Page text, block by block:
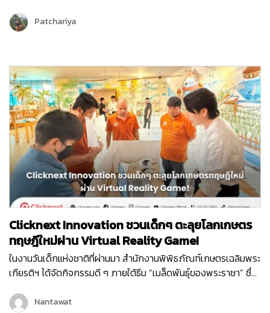
โอกาสและความท้าทาย ปีนี้ Clicknext มุ่งเน้นการขยายบริการและ
พัฒนาผลิตภัณฑ์ให้ตอบโจทย์ลูกค้ามากยิ่งขึ้น พร้อมกล่าวขอบคุณ
Patchariya
Clicknext Innovation ชวนเด็กๆ ตะลุยโลกเกษตร
ทฤษฎีใหม่ผ่าน Virtual Reality Game!
ในงานวันเด็กแห่งชาติที่ผ่านมา สำนักงานพิพิธภัณฑ์เกษตรเฉลิมพระ
เกียรติฯ ได้จัดกิจกรรมดี ๆ ภายใต้ธีม “เมล็ดพันธุ์ของพระราชา” ซึ่ง
เด็ก ๆ และเยาวชน หนึ่งในกิจกรรมที่ได้รับความสนใจจากเด็ก ๆ
Nantawat